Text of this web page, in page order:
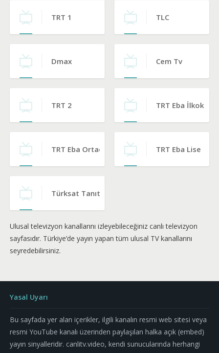
TRT 1 TLC
Dmax Cem Tv
TRT 2 TRT Eba İlkokul
TRT Eba Ortaokul TRT Eba Lise
Türksat Tanıtım
Ulusal televizyon kanallarını izleyebileceğiniz canlı televizyon
sayfasıdır. Türkiye’de yayın yapan tüm ulusal TV kanallarını
seyredebilirsiniz.
Yasal Uyarı
Bu sayfada yer alan içerikler, ilgili kanalın resmi web sitesi veya
resmi YouTube kanalı üzerinden paylaşılan halka açık (embed)
yayın sinyalleridir. canlitv.video, kendi sunucularında herhangi